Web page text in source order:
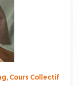
, Cours Collectif